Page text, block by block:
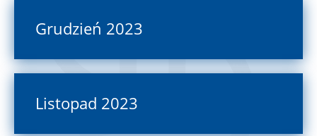
Grudzień 2023
Listopad 2023